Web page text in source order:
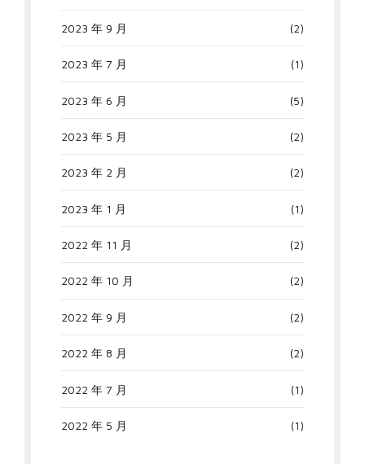
2023 年 9 月 (2)
2023 年 7 月 (1)
2023 年 6 月 (5)
2023 年 5 月 (2)
2023 年 2 月 (2)
2023 年 1 月 (1)
2022 年 11 月 (2)
2022 年 10 月 (2)
2022 年 9 月 (2)
2022 年 8 月 (2)
2022 年 7 月 (1)
2022 年 5 月 (1)